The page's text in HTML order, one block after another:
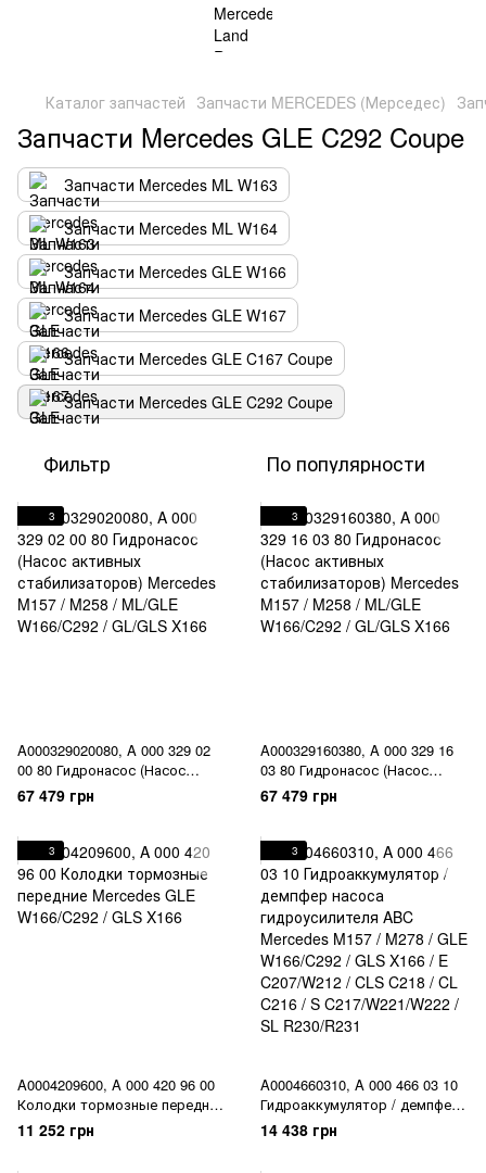
Каталог запчастей Запчасти MERCEDES (Мерседес)
Запчасти Mercedes GLE C292 Coupe
Запчасти Mercedes ML W163
Запчасти Mercedes ML W164
Запчасти Mercedes GLE W166
Запчасти Mercedes GLE W167
Запчасти Mercedes GLE C167 Coupe
Запчасти Mercedes GLE C292 Coupe
Фильтр По популярности
3
A000329020080, A 000 329 02
00 80 Гидронасос (Насос
активных стабилизаторов)
Mercedes M157 / M258 /
X166
67 479 грн
3
A000329160380, A 000 329 16
03 80 Гидронасос (Насос
активных стабилизаторов)
Mercedes M157 / M258 /
X166
67 479 грн
3
A0004209600, A 000 420 96 00
Колодки тормозные передние
Mercedes GLE W166/C292 /
GLS X166
11 252 грн
3
A0004660310, A 000 466 03 10
Гидроаккумулятор / демпфер
насоса гидроусилителя ABC
Mercedes M157 / M278 / GLE
14 438 грн